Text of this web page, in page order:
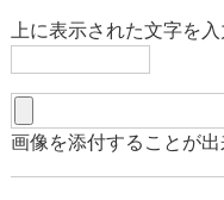
上に表示された文字を
画像を添付することが